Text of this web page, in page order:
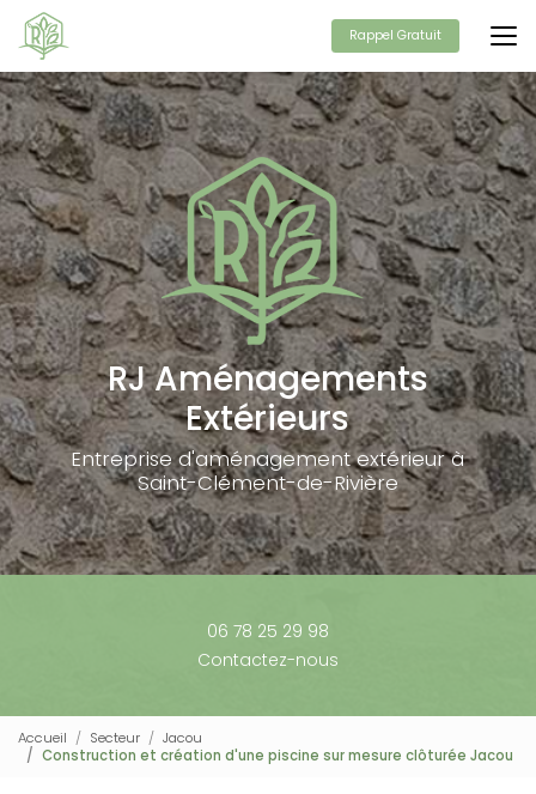
Aller
contenu
principal
Rappel Gratuit
RJ Aménagements
Extérieurs
Entreprise d'aménagement extérieur à
Saint-Clément-de-Rivière
06 78 25 29 98
Contactez-nous
Accueil Secteur
Jacou
Construction et création d'une piscine sur mesure clôturée Jacou